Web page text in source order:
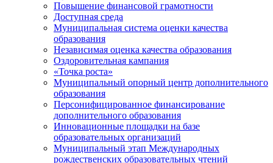
Повышение финансовой грамотности
Доступная среда
Муниципальная система оценки качества
образования
Независимая оценка качества образования
Оздоровительная кампания
«Точка роста»
Муниципальный опорный центр дополнительного
образования
Персонифицированное финансирование
дополнительного образования
Инновационные площадки на базе
образовательных организаций
Муниципальный этап Международных
рождественских образовательных чтений